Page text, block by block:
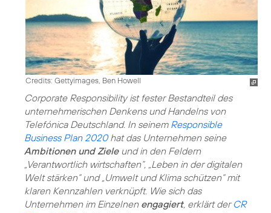
Credits: Gettyimages, Ben Howell
Corporate Responsibility ist fester Bestandteil des
unternehmerischen Denkens und Handelns von
Telefónica Deutschland. In seinem Responsible
Business Plan 2020hat das Unternehmen seine
Ambitionen und Zieleund in den Feldern
„Verantwortlich wirtschaften“, „Leben in der digitalen
Welt stärken“und „Umwelt und Klima schützen“mit
klaren Kennzahlen verknüpft. Wie sich das
Unternehmen im Einzelnen engagiert, erklärt der CR